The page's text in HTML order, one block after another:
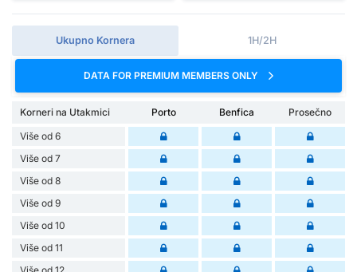
Ukupno Kornera 1H/2H
DATA FOR PREMIUM MEMBERS ONLY
Korneri na Utakmici Porto Benfica
Prosečno
Više od 6
Više od 7
Više od 8
Više od 9
Više od 10
Više od 11